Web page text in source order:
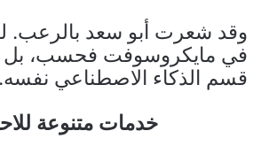
وقد شعرت أبو سعد بالرعب.
في مايكروسوفت فحسب، بل
قسم الذكاء الاصطناعي نفسه.
خدمات متنوعة